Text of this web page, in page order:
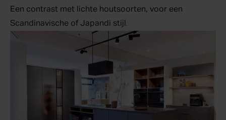
Een contrast met lichte houtsoorten, voor een
Scandinavische of Japandi stijl